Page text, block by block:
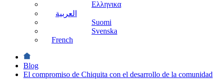
Ελληνικα
العربية
Suomi
Svenska
French
Blog
El compromiso de Chiquita con el desarrollo de la comunidad